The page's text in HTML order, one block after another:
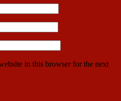
in this browser for the next